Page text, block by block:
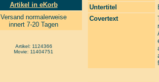
Artikel in eKorb
Versand normalerweise
innert 7-20 Tagen
Artikel: 1124366
Movie: 11404751
Untertitel
Covertext